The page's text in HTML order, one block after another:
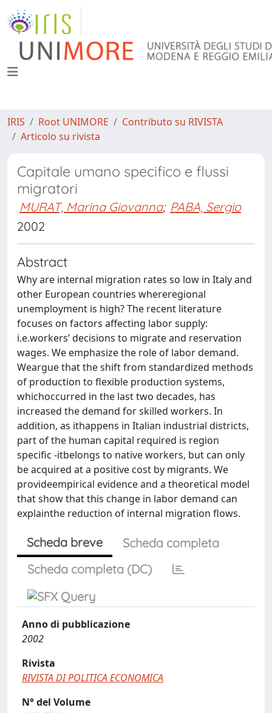
IRIS Root UNIMORE
Contributo su RIVISTA
Articolo su rivista
Capitale umano specifico e flussi
migratori
MURAT, Marina Giovanna; PABA, Sergio
2002
Abstract
Why are internal migration rates so low in Italy and
other European countries whereregional
unemployment is high? The recent literature
focuses on factors affecting labor supply:
i.e.workers’ decisions to migrate and reservation
wages. We emphasize the role of labor demand.
Weargue that the shift from standardized methods
of production to flexible production systems,
whichoccurred in the last two decades, has
increased the demand for skilled workers. In
addition, as ithappens in Italian industrial districts,
part of the human capital required is region
specific -itbelongs to native workers, but can only
be acquired at a positive cost by migrants. We
provideempirical evidence and a theoretical model
that show that this change in labor demand can
explainthe reduction of internal migration flows.
Scheda breve
Scheda completa
Scheda completa (DC)
Anno di pubblicazione
2002
Rivista
RIVISTA DI POLITICA ECONOMICA
N° del Volume